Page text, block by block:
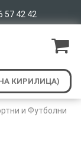
57 42 42
и Футболни